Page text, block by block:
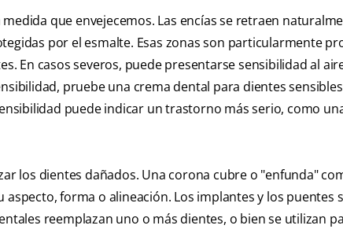
que envejecemos. Las encías se retraen
por el esmalte. Esas zonas son particularmente
En casos severos, puede presentarse sensibilidad al
pruebe una crema dental para dientes
puede indicar un trastorno más serio, como
los dientes dañados. Una corona cubre o "enfunda"
aspecto, forma o alineación. Los implantes y los puentes
reemplazan uno o más dientes, o bien se utilizan